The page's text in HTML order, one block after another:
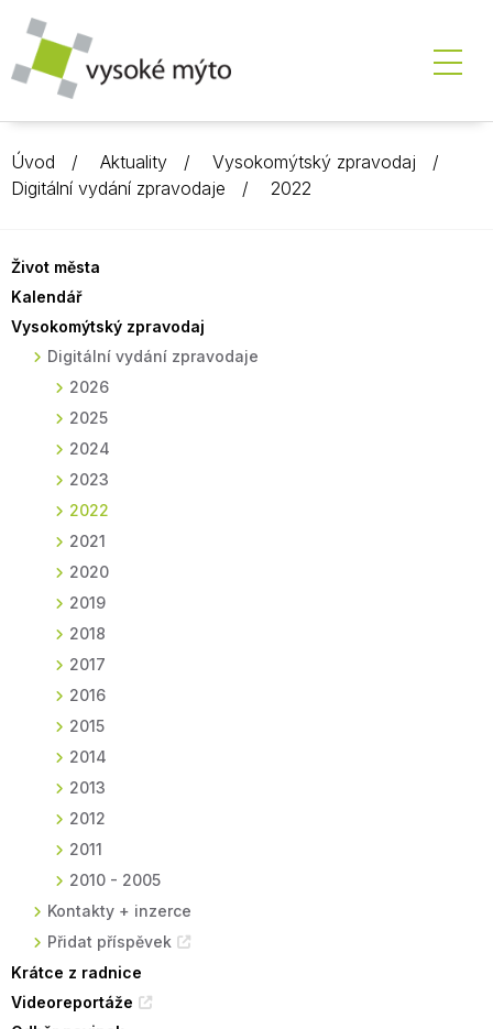
Úvod Aktuality
Vysokomýtský zpravodaj
Digitální vydání zpravodaje
2022
Život města
Kalendář
Vysokomýtský zpravodaj
Digitální vydání zpravodaje
2026
2025
2024
2023
2022
2021
2020
2019
2018
2017
2016
2015
2014
2013
2012
2011
2010 - 2005
Kontakty + inzerce
Přidat příspěvek
Krátce z radnice
Videoreportáže